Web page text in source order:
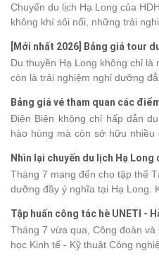
Chuyến du lịch Hạ Long của
không khí sôi nổi, những trải
phút giây đồng hành bên nhau,
tràn đầy cảm xúc và dấu ấn khó
[Mới nhất 2026] Bảng giá tour
Du thuyền Hạ Long không chỉ
còn là trải nghiệm nghỉ dưỡng
khác nhau, khiến nhiều du
dưới đây sẽ cập nhật bảng giá
2026 từ 3 - 6 sao, giúp bạn dễ
trình phù hợp với nhu cầu cũng
Bảng giá vé tham quan các
2026
Điện Biên không chỉ hấp dẫn
hào hùng mà còn sở hữu
phá vùng đất này, việc cập
động hơn trong lịch trình và chi
khảo bảng giá vé tham quan
năm 2026 ngay dưới đây.
Nhìn lại chuyến du lịch Hạ
Hưng 2026
Tháng 7 mang đến cho tập thể
dưỡng đầy ý nghĩa tại Hạ Long.
kết, sẻ chia và lưu giữ nhiều
nhìn lại chuyến đi ngập tràn
quên.
Tập huấn công tác hè UNETI -
Đồ Sơn
Tháng 7 vừa qua, Công đoàn
học Kinh tế - Kỹ thuật Công